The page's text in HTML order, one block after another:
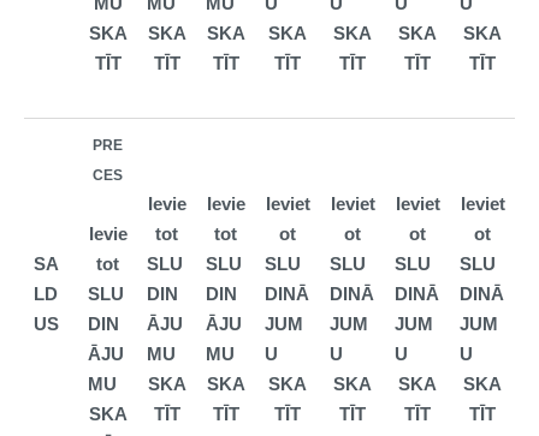
SKA
TĪT
SKA
TĪT
SKA
TĪT
SKA
TĪT
SKA
TĪT
SKA
TĪT
SKA
TĪT
SA
LD
US
PRE
CES
Ievie
tot
SLU
DIN
ĀJU
MU
SKA
Ievie
tot
SLU
DIN
ĀJU
MU
SKA
TĪT
Ievie
tot
SLU
DIN
ĀJU
MU
SKA
TĪT
Ieviet
ot
SLU
DINĀ
JUM
U
SKA
TĪT
Ieviet
ot
SLU
DINĀ
JUM
U
SKA
TĪT
Ieviet
ot
SLU
DINĀ
JUM
U
SKA
TĪT
Ieviet
ot
SLU
DINĀ
JUM
U
SKA
TĪT